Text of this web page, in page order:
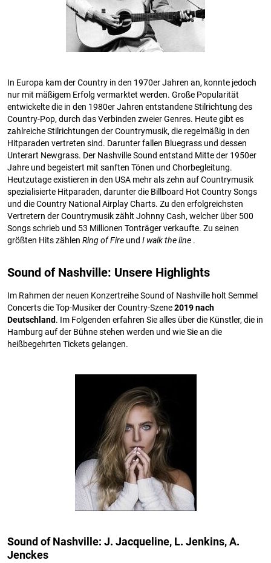
In Europa kam der Country in den 1970er Jahren an, konnte jedoch
nur mit mäßigem Erfolg vermarktet werden. Große Popularität
entwickelte die in den 1980er Jahren entstandene Stilrichtung des
Country-Pop, durch das Verbinden zweier Genres. Heute gibt es
zahlreiche Stilrichtungen der Countrymusik, die regelmäßig in den
Hitparaden vertreten sind. Darunter fallen Bluegrass und dessen
Unterart Newgrass. Der Nashville Sound entstand Mitte der 1950er
Jahre und begeistert mit sanften Tönen und Chorbegleitung.
Heutzutage existieren in den USA mehr als zehn auf Countrymusik
spezialisierte Hitparaden, darunter die Billboard Hot Country Songs
und die Country National Airplay Charts. Zu den erfolgreichsten
Vertretern der Countrymusik zählt Johnny Cash, welcher über 500
Songs schrieb und 53 Millionen Tonträger verkaufte. Zu seinen
größten Hits zählen Ring of Fire und I walk the line .
Sound of Nashville: Unsere Highlights
Im Rahmen der neuen Konzertreihe Sound of Nashville holt Semmel
Concerts die Top-Musiker der Country-Szene2019 nach
Deutschland. Im Folgenden erfahren Sie alles über die Künstler, die in
Hamburg auf der Bühne stehen werden und wie Sie an die
heißbegehrten Tickets gelangen.
Sound of Nashville: J. Jacqueline, L. Jenkins, A.
Jenckes